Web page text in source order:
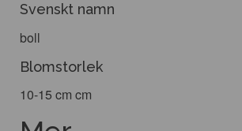
Svenskt namn
boll
Blomstorlek
10-15 cm cm